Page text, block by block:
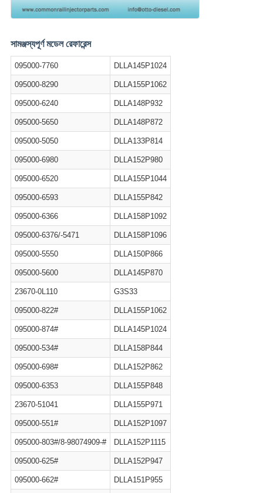
সামঞ্জস্যপূর্ণ মডেল রেফারেন্স
095000-7760 DLLA145P1024
095000-8290 DLLA155P1062
095000-6240 DLLA148P932
095000-5650 DLLA148P872
095000-5050 DLLA133P814
095000-6980 DLLA152P980
095000-6520 DLLA155P1044
095000-6593 DLLA155P842
095000-6366 DLLA158P1092
095000-6376/-5471 DLLA158P1096
095000-5550 DLLA150P866
095000-5600 DLLA145P870
23670-0L110 G3S33
095000-822# DLLA155P1062
095000-874# DLLA145P1024
095000-534# DLLA158P844
095000-698# DLLA152P862
095000-6353 DLLA155P848
23670-51041 DLLA155P971
095000-551# DLLA152P1097
095000-803#/8-98074909-# DLLA152P1115
095000-625# DLLA152P947
095000-662# DLLA151P955